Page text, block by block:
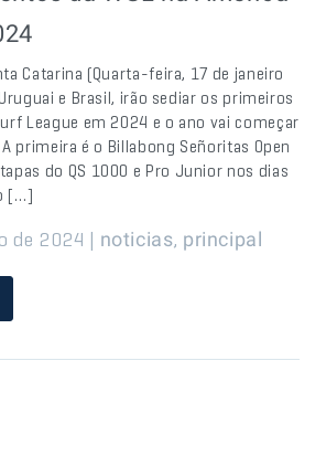
Catarina (Quarta-feira, 17 de janeiro
e Brasil, irão sediar os primeiros
League em 2024 e o ano vai começar
primeira é o Billabong Señoritas Open
do QS 1000 e Pro Junior nos dias
[…]
de 2024 | noticias, principal